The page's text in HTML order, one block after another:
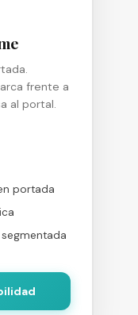
frente a
al portal.
portada